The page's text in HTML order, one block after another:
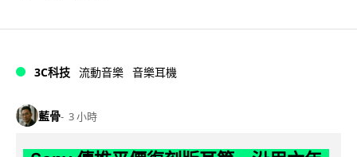
3C科技 流動音樂 音樂耳機
藍骨 3 小時